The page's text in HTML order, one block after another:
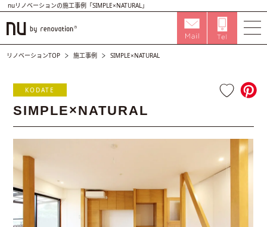
nuリノベーションの施工事例「SIMPLE×NATURAL」
リノベーションTOP 施工事例 SIMPLE×NATURAL
KODATE
SIMPLE×NATURAL